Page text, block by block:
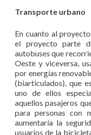
Transporte urbano
En cuanto al
el proyecto parte
autobuses que
Oeste y viceversa,
por energías
(biarticulados), que
uno de ellos
aquellos pasajeros
para personas con
aumentaría la
usuarios de la